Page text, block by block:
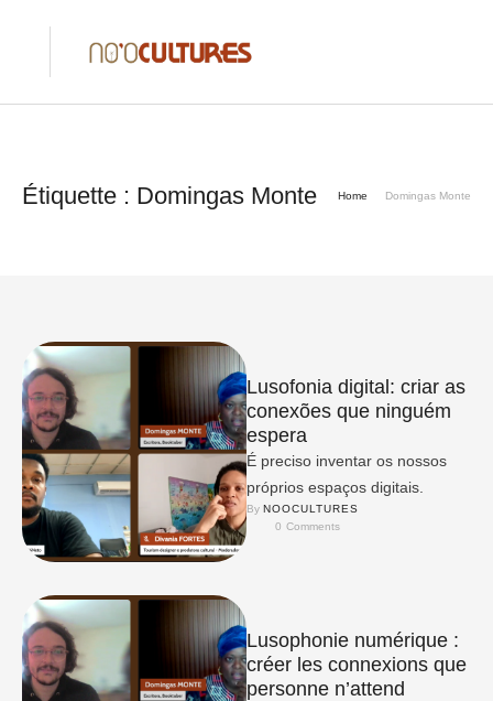
Étiquette : Domingas Monte Home Domingas Monte
Lusofonia digital: criar as
conexões que ninguém
espera
É preciso inventar os nossos
próprios espaços digitais.
By NOOCULTURES
0 Comments
Lusophonie numérique :
créer les connexions que
personne n’attend